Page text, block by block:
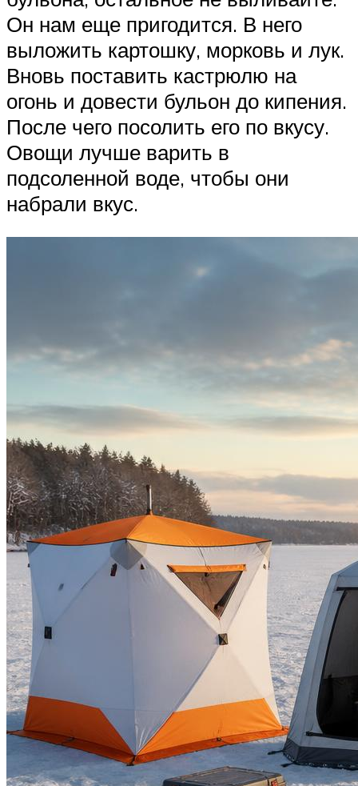
Он нам еще пригодится. В него
выложить картошку, морковь и лук.
Вновь поставить кастрюлю на
огонь и довести бульон до кипения.
После чего посолить его по вкусу.
Овощи лучше варить в
подсоленной воде, чтобы они
набрали вкус.